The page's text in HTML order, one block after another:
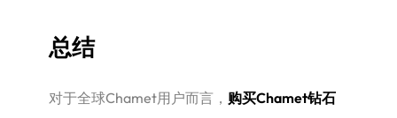
总结
对于全球Chamet用户而言， 购买Chamet钻石